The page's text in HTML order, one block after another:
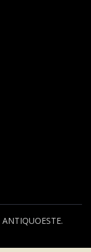
ANTIQUOESTE.